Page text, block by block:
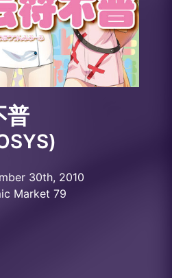
普
30th, 2010
Market 79